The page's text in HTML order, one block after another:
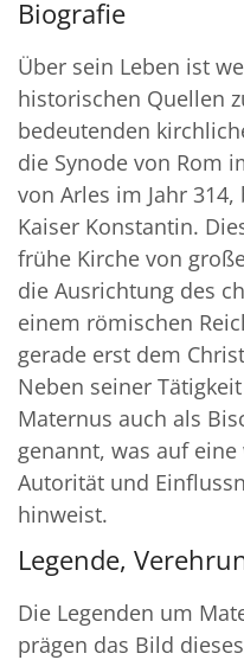
Biografie
Über sein Leben ist
historischen Quellen
bedeutenden
die Synode von Rom
von Arles im Jahr
Kaiser Konstantin.
frühe Kirche von
die Ausrichtung des
einem römischen
gerade erst dem
Neben seiner
Maternus auch als
genannt, was auf
Autorität und
hinweist.
Legende,
Die Legenden um
prägen das Bild